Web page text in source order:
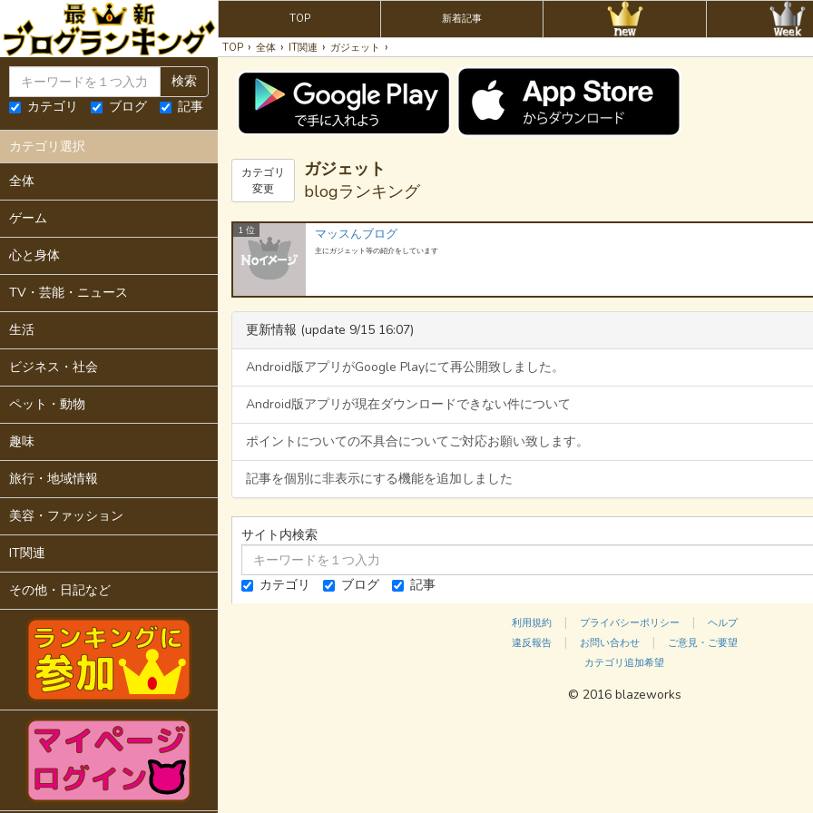
検索
カテゴリ
ブログ 記事
カテゴリ選択
全体
ゲーム
心と身体
TV・芸能・ニュース
生活
ビジネス・社会
ペット・動物
趣味
旅行・地域情報
美容・ファッション
IT関連
その他・日記など
TOP 新着記事
TOP › 全体 › IT関連 › ガジェット ›
カテゴリ
変更
ガジェット
blogランキング
1 位 マッスんブログ
主にガジェット等の紹介をしています
更新情報 (update 9/15 16:07)
Android版アプリがGoogle Playにて再公開致しました。
Android版アプリが現在ダウンロードできない件について
ポイントについての不具合についてご対応お願い致します。
記事を個別に非表示にする機能を追加しました
サイト内検索
カテゴリ ブログ 記事
利用規約 | プライバシーポリシー |
ヘルプ
違反報告
| お問い合わせ |
ご意見・ご要望
カテゴリ追加希望
© 2016 blazeworks